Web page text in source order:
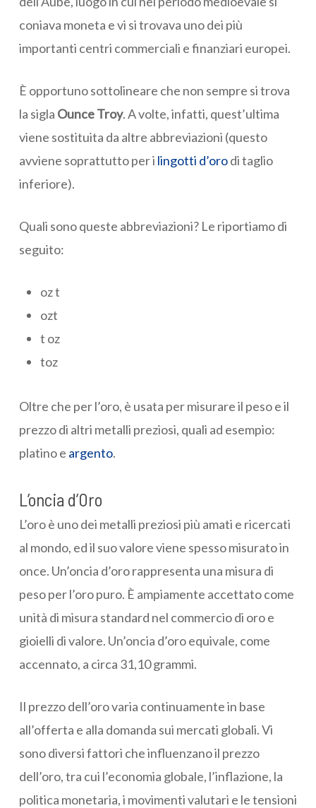
coniava moneta e vi si trovava uno dei più
importanti centri commerciali e finanziari europei.
È opportuno sottolineare che non sempre si trova
la sigla Ounce Troy. A volte, infatti, quest’ultima
viene sostituita da altre abbreviazioni (questo
avviene soprattutto per i lingotti d’orodi taglio
inferiore).
Quali sono queste abbreviazioni? Le riportiamo di
seguito:
oz t
ozt
t oz
toz
Oltre che per l’oro, è usata per misurare il peso e il
prezzo di altri metalli preziosi, quali ad esempio:
platino e argento.
L’oncia d’Oro
L’oro è uno dei metalli preziosi più amati e ricercati
al mondo, ed il suo valore viene spesso misurato in
once. Un’oncia d’oro rappresenta una misura di
peso per l’oro puro. È ampiamente accettato come
unità di misura standard nel commercio di oro e
gioielli di valore. Un’oncia d’oro equivale, come
accennato, a circa 31,10 grammi.
Il prezzo dell’oro varia continuamente in base
all’offerta e alla domanda sui mercati globali. Vi
sono diversi fattori che influenzano il prezzo
dell’oro, tra cui l’economia globale, l’inflazione, la
politica monetaria, i movimenti valutari e le tensioni